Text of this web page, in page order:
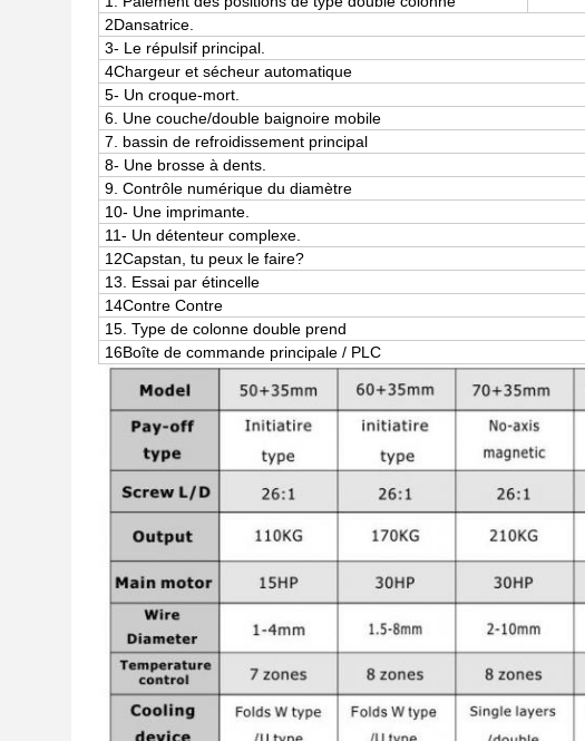
2Dansatrice.
3- Le répulsif principal.
4Chargeur et sécheur automatique
5- Un croque-mort.
6. Une couche/double baignoire mobile
7. bassin de refroidissement principal
8- Une brosse à dents.
9. Contrôle numérique du diamètre
10- Une imprimante.
11- Un détenteur complexe.
12Capstan, tu peux le faire?
13. Essai par étincelle
14Contre Contre
15. Type de colonne double prend
16Boîte de commande principale / PLC